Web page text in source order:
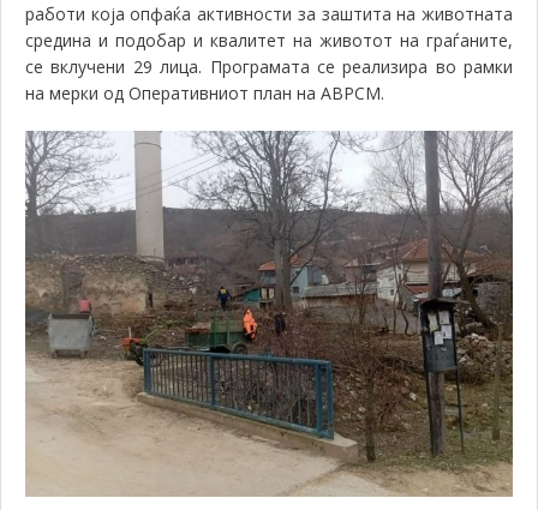
работи која опфаќа активности за заштита на животната
средина и подобар и квалитет на животот на граѓаните,
се вклучени 29 лица. Програмата се реализира во рамки
на мерки од Оперативниот план на АВРСМ.